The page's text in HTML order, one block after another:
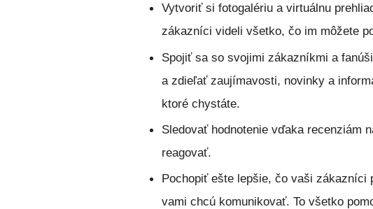
Vytvoriťsi fotogalériu a virtuálnu
zákazníci videli všetko, čo im môžete
Spojiťsa so svojimi zákazníkmi a
a zdieľať zaujímavosti, novinky a
ktoré chystáte.
Sledovaťhodnotenie vďaka recenziám
reagovať.
Pochopiťešte lepšie, čo vaši zákazníci
vami chcú komunikovať. To všetko